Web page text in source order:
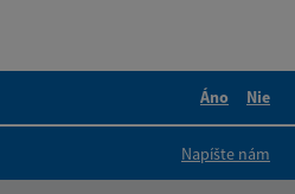
Áno
Nie
Napíšte nám